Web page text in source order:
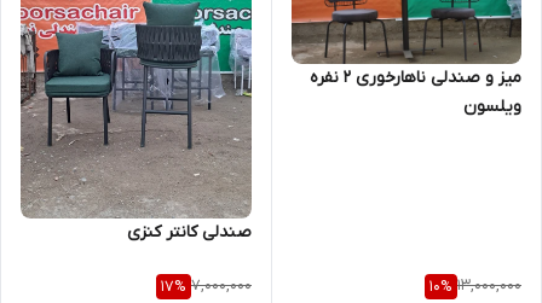
میز و صندلی ناهارخوری 2 نفره
ویلسون
13,000,000
10%
صندلی کانتر کنزی
7,000,000
17%